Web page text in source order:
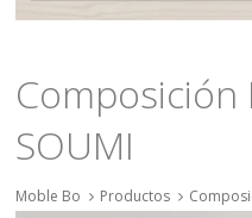
Auxiliares
Muebles de dormitorio de
madera
Salon
Composición
SOUMI
Moble Bo Productos